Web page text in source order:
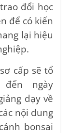
đổi học
để có kiến
lại hiệu
cấp sẽ tổ
ngày
dạy về
nội dung
bonsai